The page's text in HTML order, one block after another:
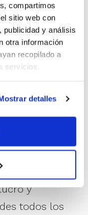
compartimos
sitio web con
publicidad y análisis
otra información
recopilado a
servicios.
detalles
puedan, y/o
los más
por lo
Carrús, y
se
a su vez los
y
todos los